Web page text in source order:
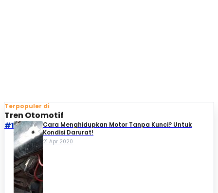
Terpopuler di
Tren Otomotif
#1
Cara Menghidupkan Motor Tanpa Kunci? Untuk
Kondisi Darurat!
21 Apr 2020